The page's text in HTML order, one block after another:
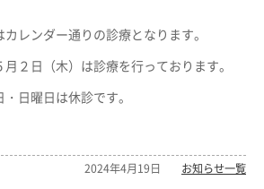
レンダー通りの診療となります。
２日（木）は診療を行っております。
日曜日は休診です。
2024年4月19日 お知らせ一覧